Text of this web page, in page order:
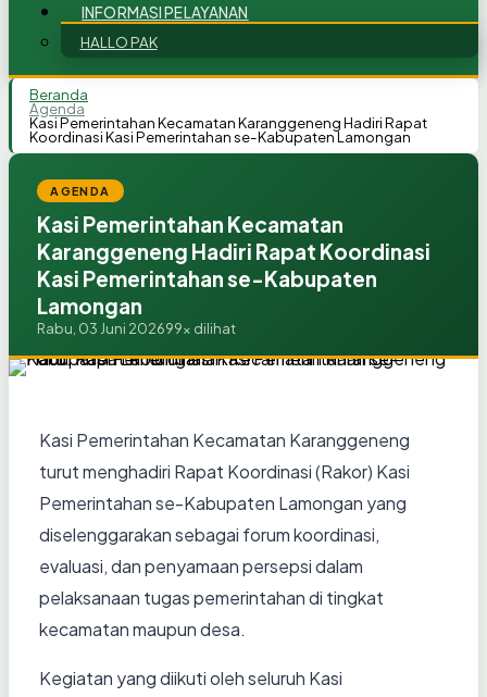
INFORMASI PELAYANAN
HALLO PAK
Beranda
Agenda
Kasi Pemerintahan Kecamatan Karanggeneng Hadiri Rapat
Koordinasi Kasi Pemerintahan se-Kabupaten Lamongan
AGENDA
Kasi Pemerintahan Kecamatan
Karanggeneng Hadiri Rapat Koordinasi
Kasi Pemerintahan se-Kabupaten
Lamongan
Rabu, 03 Juni 202699x dilihat
Kasi Pemerintahan Kecamatan Karanggeneng
turut menghadiri Rapat Koordinasi (Rakor) Kasi
Pemerintahan se-Kabupaten Lamongan yang
diselenggarakan sebagai forum koordinasi,
evaluasi, dan penyamaan persepsi dalam
pelaksanaan tugas pemerintahan di tingkat
kecamatan maupun desa.
Kegiatan yang diikuti oleh seluruh Kasi